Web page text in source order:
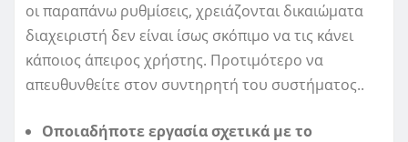
οι παραπάνω ρυθμίσεις, χρειάζονται δικαιώματα
διαχειριστή δεν είναι ίσως σκόπιμο να τις κάνει
κάποιος άπειρος χρήστης. Προτιμότερο να
απευθυνθείτε στον συντηρητή του συστήματος..
Οποιαδήποτε εργασία σχετικά με το